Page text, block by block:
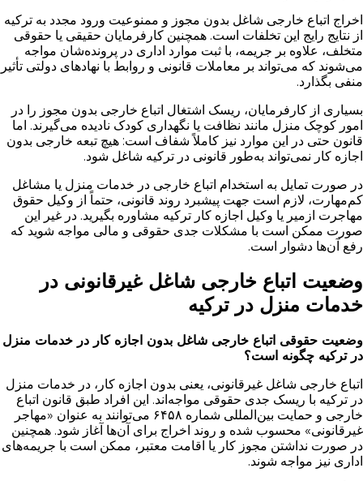
اخراج اتباع خارجی شاغل بدون مجوز و ممنوعیت ورود مجدد به ترکیه
از نتایج رایج این تخلفات است. همچنین کارفرمایان حقیقی یا حقوقی
متخلف، علاوه بر جریمه، با ثبت موارد اداری در پرونده‌شان مواجه
می‌شوند که می‌تواند بر معاملات قانونی و روابط با نهادهای دولتی تأثیر
منفی بگذارد.
بسیاری از کارفرمایان، ریسک اشتغال اتباع خارجی بدون مجوز را در
امور کوچک منزل مانند نظافت یا نگهداری کودک نادیده می‌گیرند. اما
قانون حتی در این موارد نیز کاملاً شفاف است: هیچ تبعه خارجی بدون
اجازه کار نمی‌تواند به‌طور قانونی در ترکیه شاغل شود.
در صورت تمایل به استخدام اتباع خارجی در خدمات منزل یا مشاغل
کم‌مهارت، لازم است جهت پیشبرد روند قانونی، حتماً از وکیل حقوق
مهاجرت ازمیر یا وکیل اجازه کار ترکیه مشاوره بگیرید. در غیر این
صورت ممکن است با مشکلات جدی حقوقی و مالی مواجه شوید که
رفع آن‌ها دشوار است.
وضعیت اتباع خارجی شاغل غیرقانونی در
خدمات منزل در ترکیه
وضعیت حقوقی اتباع خارجی شاغل بدون اجازه کار در خدمات منزل
در ترکیه چگونه است؟
اتباع خارجی شاغل غیرقانونی، یعنی بدون اجازه کار، در خدمات منزل
در ترکیه با ریسک جدی حقوقی مواجه‌اند. این افراد طبق قانون اتباع
خارجی و حمایت بین‌المللی شماره ۶۴۵۸ می‌توانند به عنوان «مهاجر
غیرقانونی» محسوب شده و روند اخراج برای آن‌ها آغاز شود. همچنین
در صورت نداشتن مجوز کار یا اقامت معتبر، ممکن است با جریمه‌های
اداری نیز مواجه شوند.